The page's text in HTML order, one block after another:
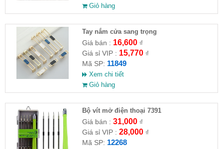
Giỏ hàng
Tay nắm cửa sang trọng
Giá bán : 16,600₫
Giá sỉ VIP : 15,770₫
Mã SP: 11849
Xem chi tiết
Giỏ hàng
Bộ vít mở điện thoại 7391
Giá bán : 31,000₫
Giá sỉ VIP : 28,000₫
Mã SP: 12268